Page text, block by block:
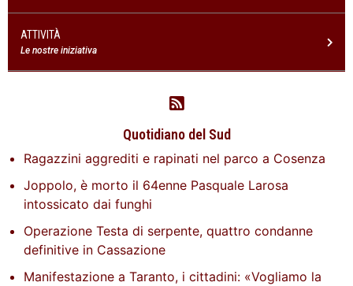
ATTIVITÀ
Le nostre iniziativa
Quotidiano del Sud
Ragazzini aggrediti e rapinati nel parco a Cosenza
Joppolo, è morto il 64enne Pasquale Larosa
intossicato dai funghi
Operazione Testa di serpente, quattro condanne
definitive in Cassazione
Manifestazione a Taranto, i cittadini: «Vogliamo la